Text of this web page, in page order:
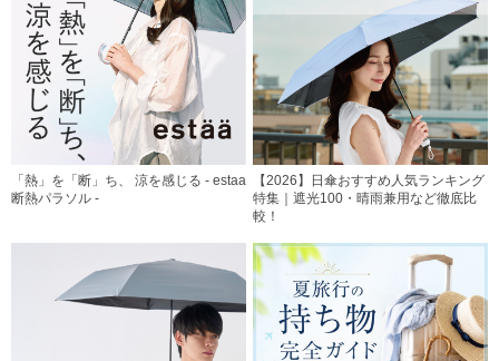
「熱」を「断」ち、 涼を感じる - estaa
断熱パラソル -
【2026】日傘おすすめ人気ランキング
特集｜遮光100・晴雨兼用など徹底比
較！